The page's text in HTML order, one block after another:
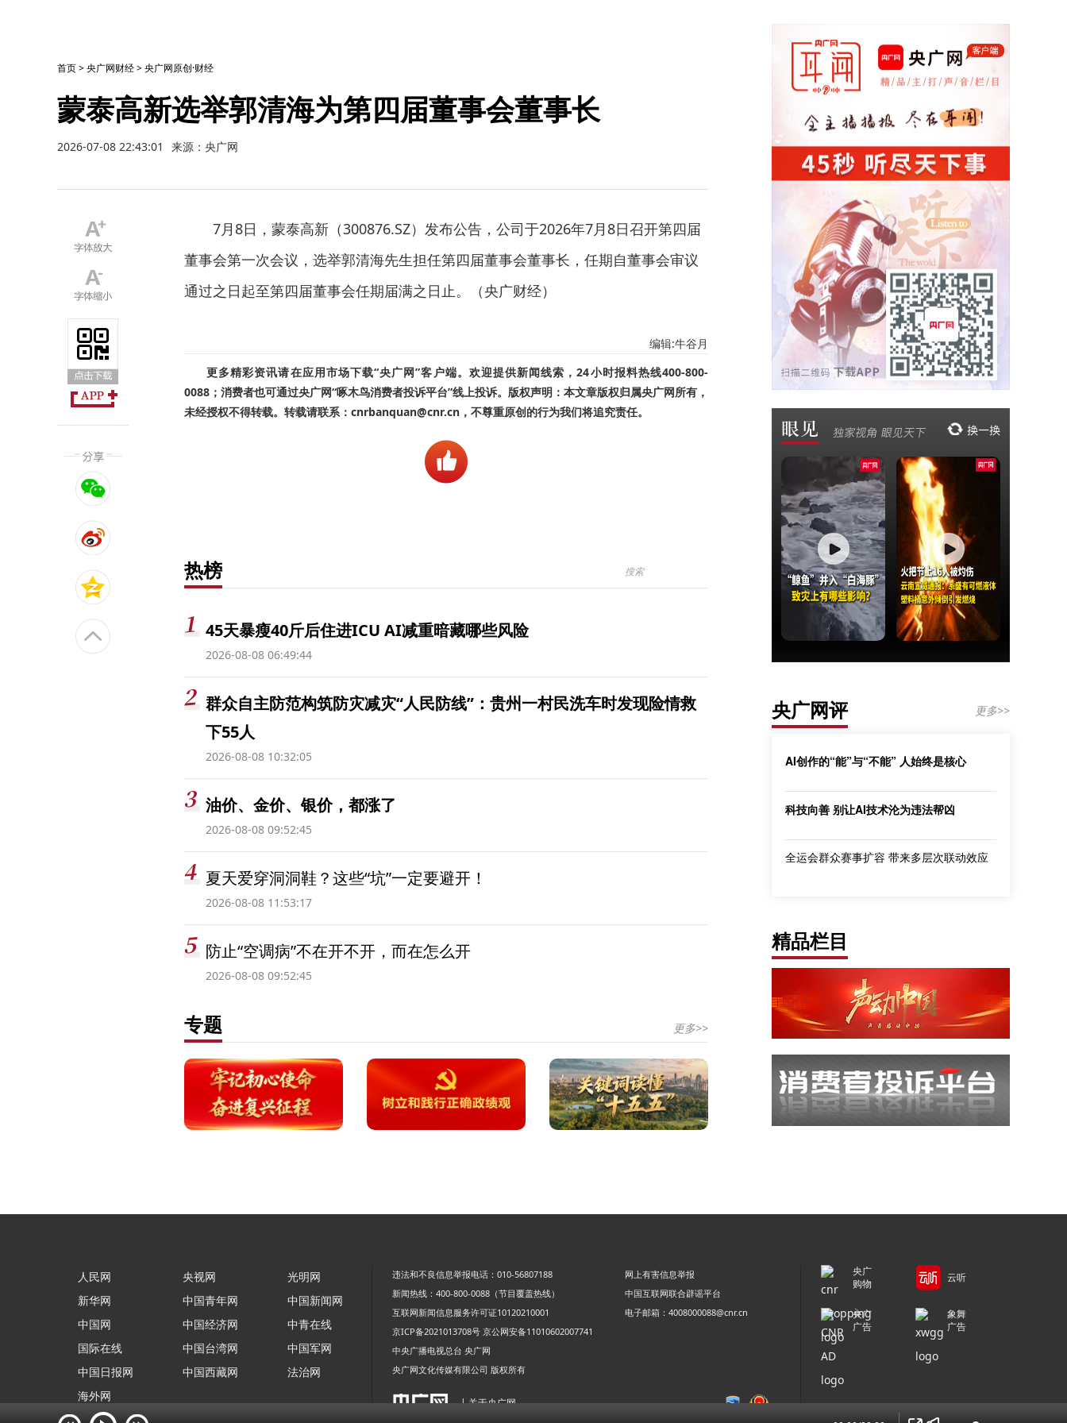
首页>央广网财经>央广网原创·财经
蒙泰高新选举郭清海为第四届董事会董事长
2026-07-08 22:43:01 来源：央广网
7月8日，蒙泰高新（300876.SZ）发布公告，公司于2026年7月8日召开第四届
董事会第一次会议，选举郭清海先生担任第四届董事会董事长，任期自董事会审议
通过之日起至第四届董事会任期届满之日止。（央广财经）
编辑:牛谷月
更多精彩资讯请在应用市场下载“央广网”客户端。欢迎提供新闻线索，24小时报料热线400-800-
0088；消费者也可通过央广网“啄木鸟消费者投诉平台”线上投诉。版权声明：本文章版权归属央广网所有，
未经授权不得转载。转载请联系：cnrbanquan@cnr.cn，不尊重原创的行为我们将追究责任。
热榜
45天暴瘦40斤后住进ICU AI减重暗藏哪些风险
2026-08-08 06:49:44
群众自主防范构筑防灾减灾“人民防线”：贵州一村民洗车时发现险情救
下55人
2026-08-08 10:32:05
油价、金价、银价，都涨了
2026-08-08 09:52:45
夏天爱穿洞洞鞋？这些“坑”一定要避开！
2026-08-08 11:53:17
防止“空调病”不在开不开，而在怎么开
2026-08-08 09:52:45
专题 更多>>
央广网评 更多>>
AI创作的“能”与“不能” 人始终是核心
科技向善 别让AI技术沦为违法帮凶
全运会群众赛事扩容 带来多层次联动效应
精品栏目
人民网
新华网
中国网
国际在线
中国日报网
海外网
央视网
中国青年网
中国经济网
中国台湾网
中国西藏网
光明网
中国新闻网
中青在线
中国军网
法治网
违法和不良信息举报电话：010-56807188
网上有害信息举报
新闻热线：400-800-0088（节目覆盖热线）
中国互联网联合辟谣平台
互联网新闻信息服务许可证10120210001
电子邮箱：4008000088@cnr.cn
京ICP备2021013708号 京公网安备11010602007741
中央广播电视总台 央广网
央广网文化传媒有限公司 版权所有
| 关于央广网
央广
购物
云听
央广
广告
象舞
广告